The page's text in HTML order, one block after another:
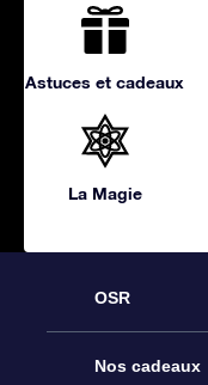
Astuces et cadeaux
La Magie
OSR
Service
Nos cadeaux